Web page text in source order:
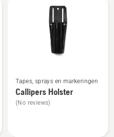
meer
details
over
Tapes, sprays en markeringen
Callipers Holster
(No reviews)